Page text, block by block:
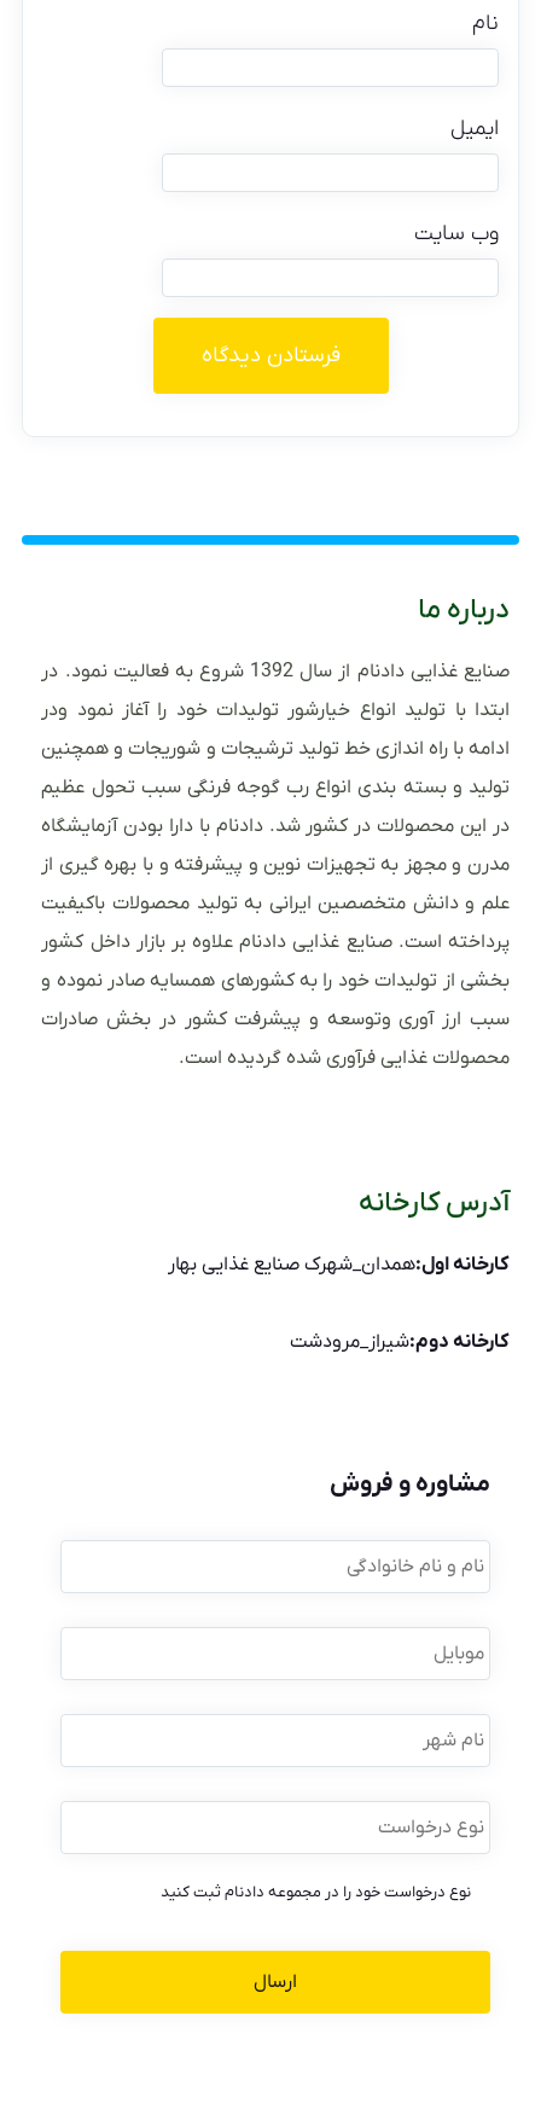
نام
ایمیل
وب‌ سایت
درباره ما
صنایع غذایی دادنام از سال 1392 شروع به فعالیت نمود. در
ابتدا با تولید انواع خیارشور تولیدات خود را آغاز نمود ودر
ادامه با راه اندازی خط تولید ترشیجات و شوریجات و همچنین
تولید و بسته بندی انواع رب گوجه فرنگی سبب تحول عظیم
در این محصولات در کشور شد. دادنام با دارا بودن آزمایشگاه
مدرن و مجهز به تجهیزات نوین و پیشرفته و با بهره گیری از
علم و دانش متخصصین ایرانی به تولید محصولات باکیفیت
پرداخته است. صنایع غذایی دادنام علاوه بر بازار داخل کشور
بخشی از تولیدات خود را به کشورهای همسایه صادر نموده و
سبب ارز آوری وتوسعه و پیشرفت کشور در بخش صادرات
محصولات غذایی فرآوری شده گردیده است.
آدرس کارخانه
کارخانه اول:همدان_شهرک صنایع غذایی بهار
کارخانه دوم:شیراز_مرودشت
مشاوره و فروش
نام
و
نام
موبایل *
نام
شهر
نوع
درخواست *
نوع درخواست خود را در مجموعه دادنام ثبت کنید